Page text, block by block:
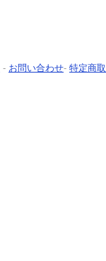
- お問い合わせ- 特定商